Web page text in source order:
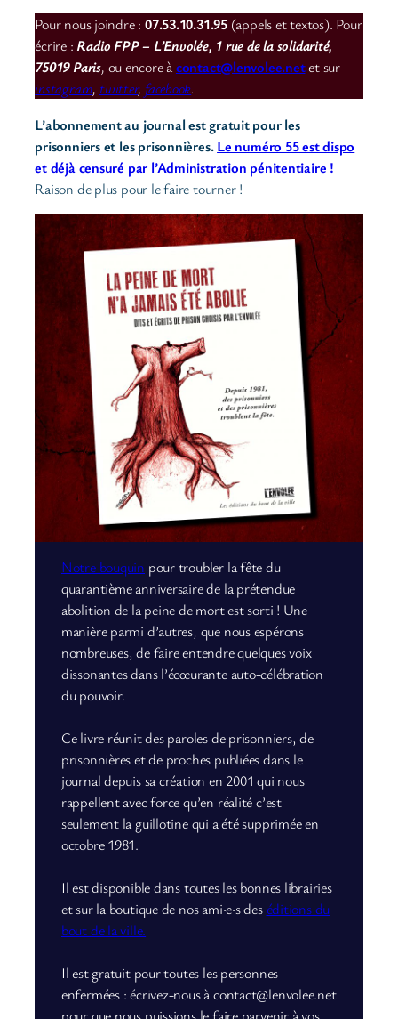
Pour nous joindre : 07.53.10.31.95 (appels et textos). Pour
écrire : Radio FPP – L’Envolée, 1 rue de la solidarité,
75019 Paris, ou encore àcontact@lenvolee.netet sur
instagram, twitter, facebook.
L’abonnement au journal est gratuit pour les
prisonniers et les prisonnières. Le numéro 55 est dispo
et déjà censuré par l’Administration pénitentiaire !
Raison de plus pour le faire tourner !
Notre bouquin pour troubler la fête du
quarantième anniversaire de la prétendue
abolition de la peine de mort est sorti ! Une
manière parmi d’autres, que nous espérons
nombreuses, de faire entendre quelques voix
dissonantes dans l’écœurante auto-célébration
du pouvoir.
Ce livre réunit des paroles de prisonniers, de
prisonnières et de proches publiées dans le
journal depuis sa création en 2001 qui nous
rappellent avec force qu’en réalité c’est
seulement la guillotine qui a été supprimée en
octobre 1981.
Il est disponible dans toutes les bonnes librairies
et sur la boutique de nos ami·e·s deséditions du
bout de la ville.
Il est gratuit pour toutes les personnes
enfermées : écrivez-nous à contact@lenvolee.net